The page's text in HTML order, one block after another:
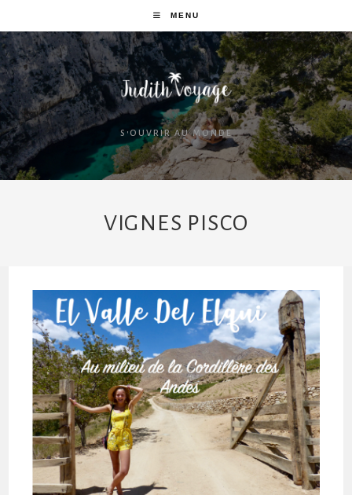
MENU
S'OUVRIR AU MONDE
VIGNES PISCO